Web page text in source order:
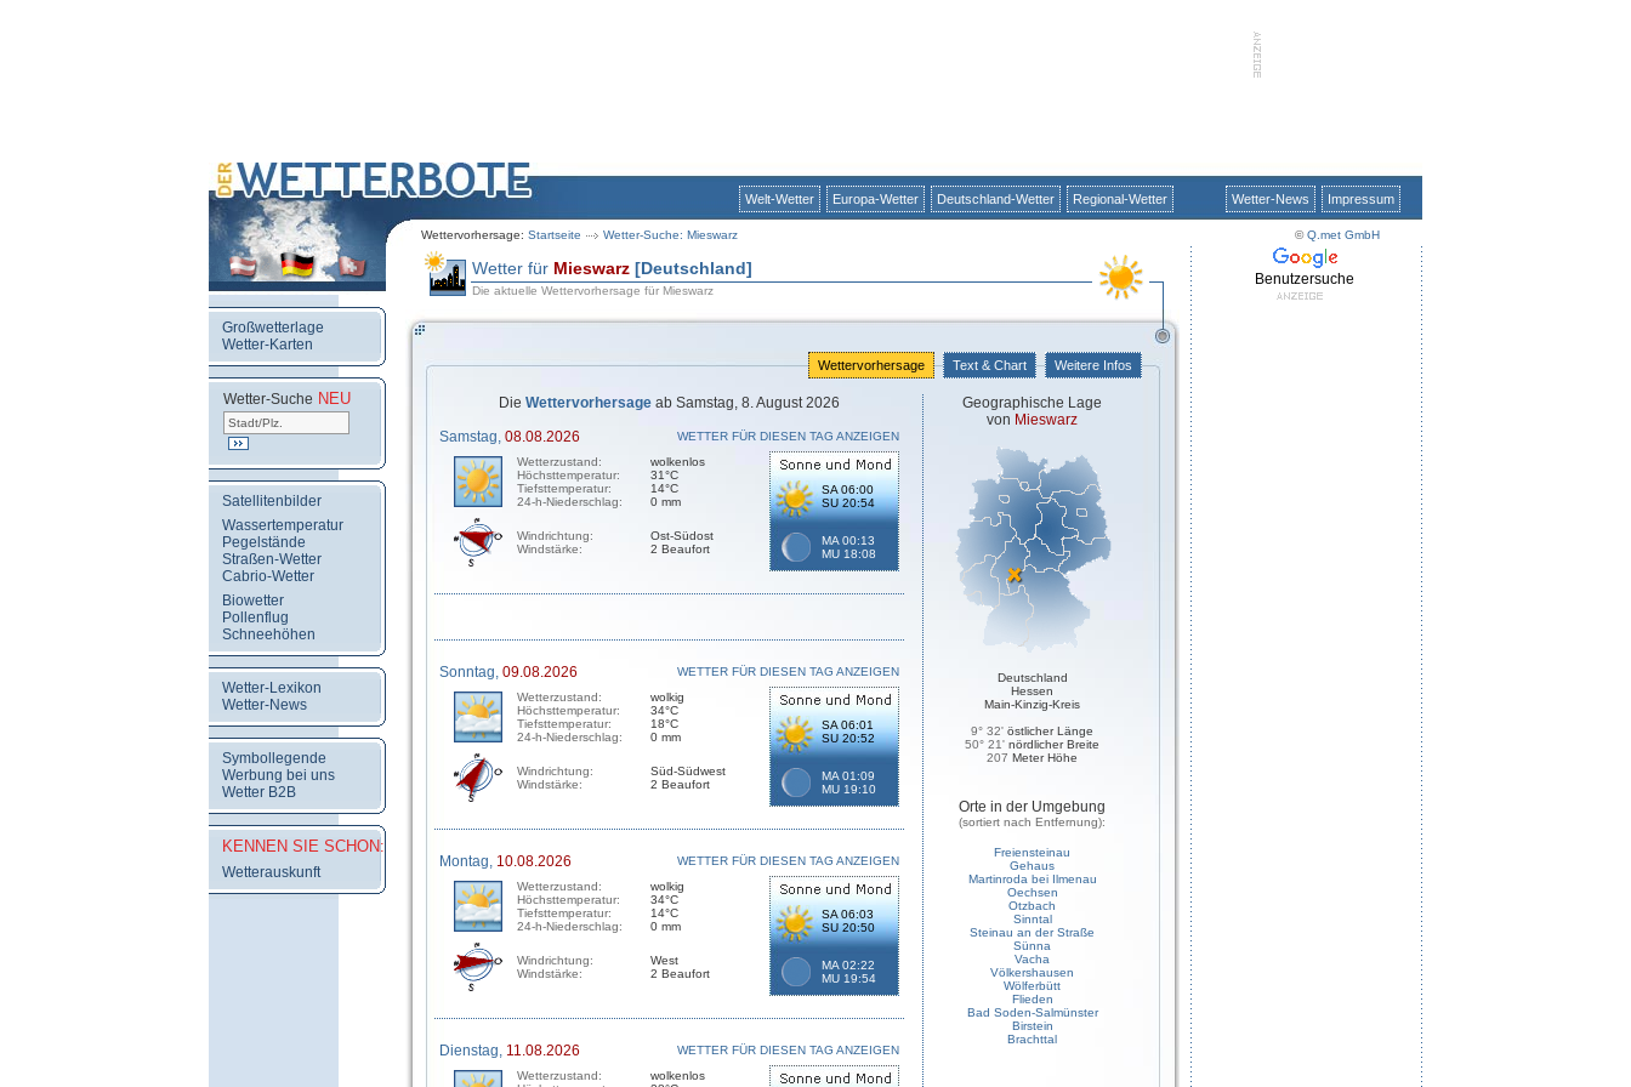
Welt-Wetter Europa-Wetter Deutschland-Wetter Regional-Wetter
Wettervorhersage: Startseite Wetter-Suche: Mieswarz
Wetter-News Impressum
©Q.met GmbH
Großwetterlage
Wetter-Karten
Wetter-Suche NEU
Satellitenbilder
Wassertemperatur
Pegelstände
Straßen-Wetter
Cabrio-Wetter
Biowetter
Pollenflug
Schneehöhen
Wetter-Lexikon
Wetter-News
Symbollegende
Werbung bei uns
Wetter B2B
KENNEN SIE SCHON:
Wetterauskunft
Wetter für Mieswarz [Deutschland]
Die aktuelle Wettervorhersage für Mieswarz
Wettervorhersage Text & Chart Weitere Infos
Die Wettervorhersage ab Samstag, 8. August 2026
Samstag, 08.08.2026
WETTER FÜR DIESEN TAG ANZEIGEN
Wetterzustand:
Höchsttemperatur:
Tiefsttemperatur:
24-h-Niederschlag:
wolkenlos
31°C
14°C
0 mm
SA 06:00
SU 20:54
MA 00:13
MU 18:08
Windrichtung:
Windstärke:
Ost-Südost
2 Beaufort
Sonntag, 09.08.2026
WETTER FÜR DIESEN TAG ANZEIGEN
Wetterzustand:
Höchsttemperatur:
Tiefsttemperatur:
24-h-Niederschlag:
wolkig
34°C
18°C
0 mm
SA 06:01
SU 20:52
MA 01:09
MU 19:10
Windrichtung:
Windstärke:
Süd-Südwest
2 Beaufort
Montag, 10.08.2026
WETTER FÜR DIESEN TAG ANZEIGEN
Wetterzustand:
Höchsttemperatur:
Tiefsttemperatur:
24-h-Niederschlag:
wolkig
34°C
14°C
0 mm
SA 06:03
SU 20:50
MA 02:22
MU 19:54
Windrichtung:
Windstärke:
West
2 Beaufort
Dienstag, 11.08.2026
WETTER FÜR DIESEN TAG ANZEIGEN
Wetterzustand:
wolkenlos
Geographische Lage
von Mieswarz
Deutschland
Hessen
Main-Kinzig-Kreis
9° 32' östlicher Länge
50° 21' nördlicher Breite
207 Meter Höhe
Orte in der Umgebung
(sortiert nach Entfernung):
Freiensteinau
Gehaus
Martinroda bei Ilmenau
Oechsen
Otzbach
Sinntal
Steinau an der Straße
Sünna
Vacha
Völkershausen
Wölferbütt
Flieden
Bad Soden-Salmünster
Birstein
Brachttal
Benutzersuche